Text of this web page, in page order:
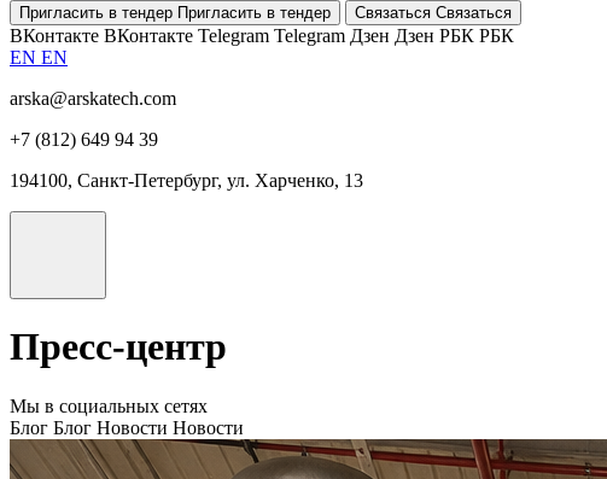
Пригласить в тендер Пригласить в тендер Связаться Связаться
ВКонтакте ВКонтакте Telegram Telegram Дзен Дзен РБК РБК
EN EN
arska@arskatech.com
+7 (812) 649 94 39
194100, Санкт-Петербург, ул. Харченко, 13
Пресс-центр
Мы в социальных сетях
Блог Блог Новости Новости